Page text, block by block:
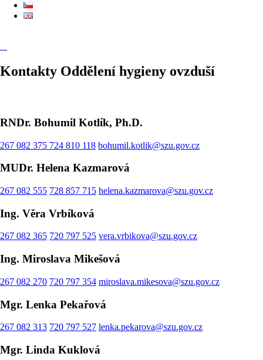
Kontakty Oddělení hygieny ovzduší
RNDr. Bohumil Kotlík, Ph.D.
267 082 375 724 810 118 bohumil.kotlik@szu.gov.cz
MUDr. Helena Kazmarová
267 082 555 728 857 715 helena.kazmarova@szu.gov.cz
Ing. Věra Vrbíková
267 082 365 720 797 525 vera.vrbikova@szu.gov.cz
Ing. Miroslava Mikešová
267 082 270 720 797 354 miroslava.mikesova@szu.gov.cz
Mgr. Lenka Pekařová
267 082 313 720 797 527 lenka.pekarova@szu.gov.cz
Mgr. Linda Kuklová